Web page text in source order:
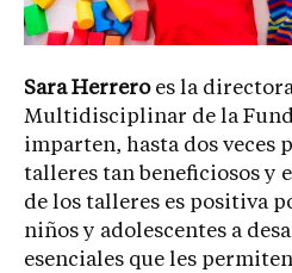
Sara Herreroes la
Multidisciplinar de la
imparten, hasta dos veces
talleres tan beneficiosos y
de los talleres es positiva
niños y adolescentes a
esenciales que les permiten